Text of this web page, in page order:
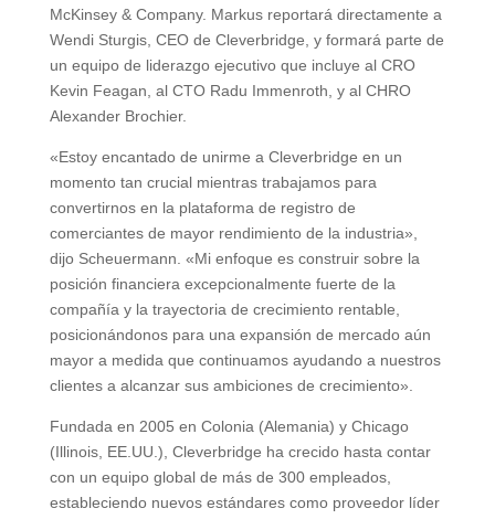
McKinsey & Company. Markus reportará directamente a
Wendi Sturgis, CEO de Cleverbridge, y formará parte de
un equipo de liderazgo ejecutivo que incluye al CRO
Kevin Feagan, al CTO Radu Immenroth, y al CHRO
Alexander Brochier.
«Estoy encantado de unirme a Cleverbridge en un
momento tan crucial mientras trabajamos para
convertirnos en la plataforma de registro de
comerciantes de mayor rendimiento de la industria»,
dijo Scheuermann. «Mi enfoque es construir sobre la
posición financiera excepcionalmente fuerte de la
compañía y la trayectoria de crecimiento rentable,
posicionándonos para una expansión de mercado aún
mayor a medida que continuamos ayudando a nuestros
clientes a alcanzar sus ambiciones de crecimiento».
Fundada en 2005 en Colonia (Alemania) y Chicago
(Illinois, EE.UU.), Cleverbridge ha crecido hasta contar
con un equipo global de más de 300 empleados,
estableciendo nuevos estándares como proveedor líder